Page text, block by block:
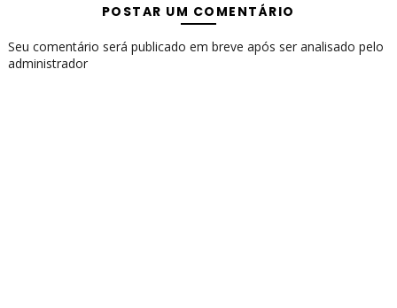
POSTAR UM COMENTÁRIO
Seu comentário será publicado em breve após ser analisado pelo
administrador